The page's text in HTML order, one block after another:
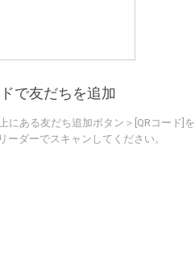
で友だちを追加
にある友だち追加ボタン＞[QRコード]を
ーダーでスキャンしてください。